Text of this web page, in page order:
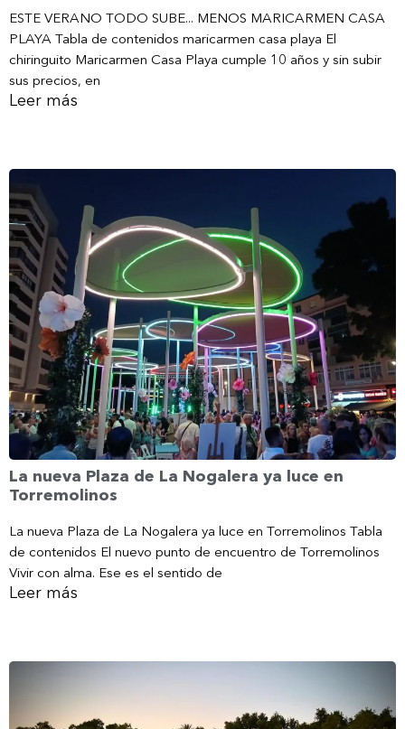
ESTE VERANO TODO SUBE... MENOS MARICARMEN CASA
PLAYA Tabla de contenidos maricarmen casa playa El
chiringuito Maricarmen Casa Playa cumple 10 años y sin subir
sus precios, en
Leer más
La nueva Plaza de La Nogalera ya luce en
Torremolinos
La nueva Plaza de La Nogalera ya luce en Torremolinos Tabla
de contenidos El nuevo punto de encuentro de Torremolinos
Vivir con alma. Ese es el sentido de
Leer más